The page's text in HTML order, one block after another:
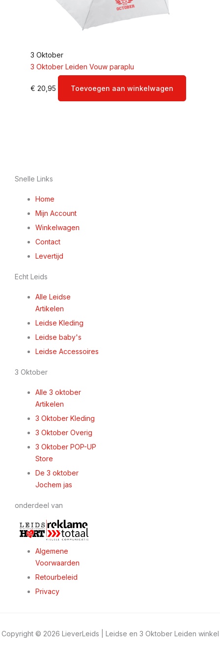
3 Oktober
3 Oktober Leiden Vouw paraplu
€ 20,95 Toevoegen aan winkelwagen
Snelle Links
Home
Mijn Account
Winkelwagen
Contact
Levertijd
Echt Leids
Alle Leidse
Artikelen
Leidse Kleding
Leidse baby's
Leidse Accessoires
3 Oktober
Alle 3 oktober
Artikelen
3 Oktober Kleding
3 Oktober Overig
3 Oktober POP-UP
Store
De 3 oktober
Jochem jas
onderdeel van
Algemene
Voorwaarden
Retourbeleid
Privacy
Copyright © 2026 LieverLeids | Leidse en 3 Oktober Leiden winkel